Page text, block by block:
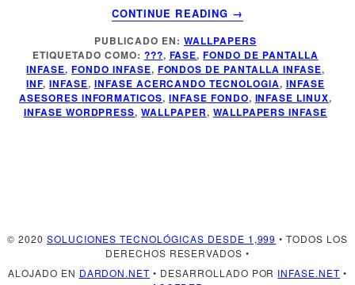
CONTINUE READING
ACERCA
DE
FONDO
DE
PANTALLA
INFASE
→
PUBLICADO EN: WALLPAPERS
ETIQUETADO COMO: ???, FASE,FONDO DE PANTALLA
INFASE,FONDO INFASE, FONDOS DE PANTALLA INFASE,
INF,INFASE, INFASE ACERCANDO TECNOLOGIA, INFASE
ASESORES INFORMATICOS,INFASE FONDO, INFASE LINUX,
INFASE WORDPRESS,WALLPAPER, WALLPAPERS INFASE
© 2020 SOLUCIONES TECNOLÓGICAS DESDE 1,999 • TODOS LOS
DERECHOS RESERVADOS •
ALOJADO EN DARDON.NET • DESARROLLADO POR INFASE.NET •